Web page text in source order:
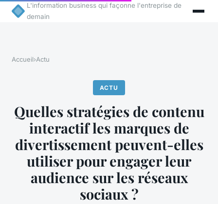
L'information business qui façonne l'entreprise de
demain
Accueil›Actu
ACTU
Quelles stratégies de contenu
interactif les marques de
divertissement peuvent-elles
utiliser pour engager leur
audience sur les réseaux
sociaux ?